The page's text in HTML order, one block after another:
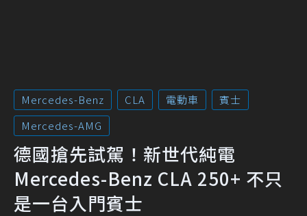
Mercedes-Benz CLA 電動車
賓士
Mercedes-AMG
德國搶先試駕！新世代純電
Mercedes-Benz CLA 250+ 不只
是一台入門賓士